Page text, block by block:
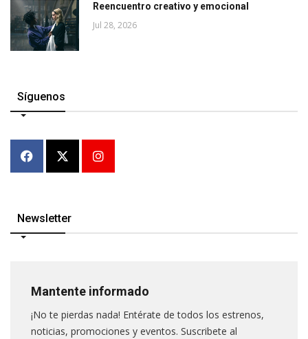
Reencuentro creativo y emocional
Jul 28, 2026
Síguenos
Newsletter
Mantente informado
¡No te pierdas nada! Entérate de todos los estrenos,
noticias, promociones y eventos. Suscribete al